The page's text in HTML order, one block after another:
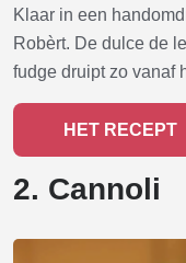
Klaar in een
Robèrt. De dulce de
fudge druipt zo vanaf
HET RECEPT
2. Cannoli